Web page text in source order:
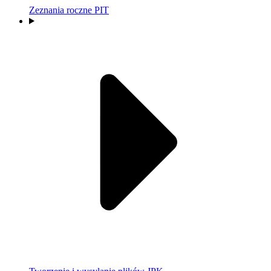
Zeznania roczne PIT